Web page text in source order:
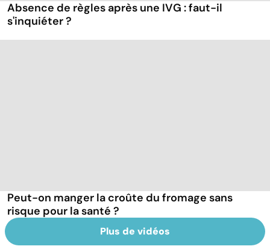
Absence de règles après une IVG : faut-il
s'inquiéter ?
Peut-on manger la croûte du fromage sans
risque pour la santé ?
Plus de vidéos